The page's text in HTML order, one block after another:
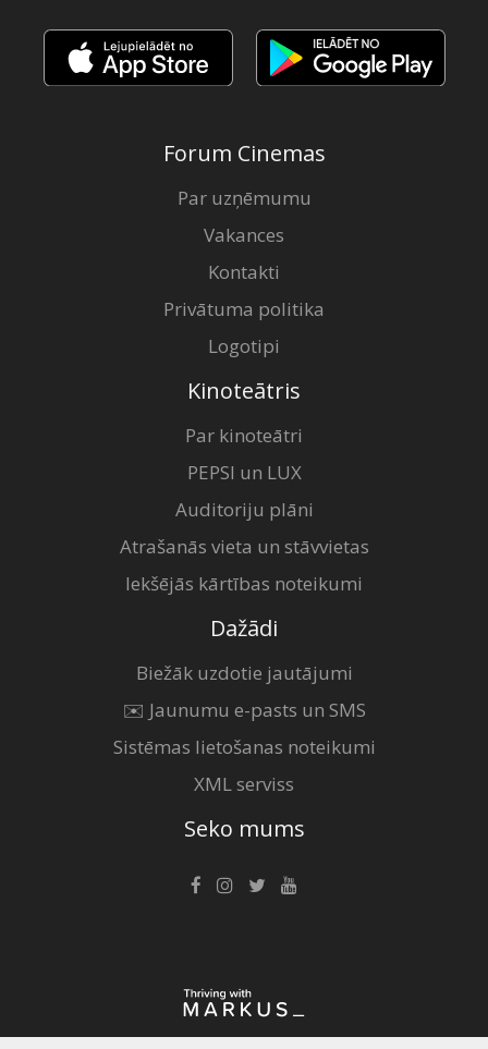
Forum Cinemas
Par uzņēmumu
Vakances
Kontakti
Privātuma politika
Logotipi
Kinoteātris
Par kinoteātri
PEPSI un LUX
Auditoriju plāni
Atrašanās vieta un stāvvietas
Iekšējās kārtības noteikumi
Dažādi
Biežāk uzdotie jautājumi
✉️ Jaunumu e-pasts un SMS
Sistēmas lietošanas noteikumi
XML serviss
Seko mums